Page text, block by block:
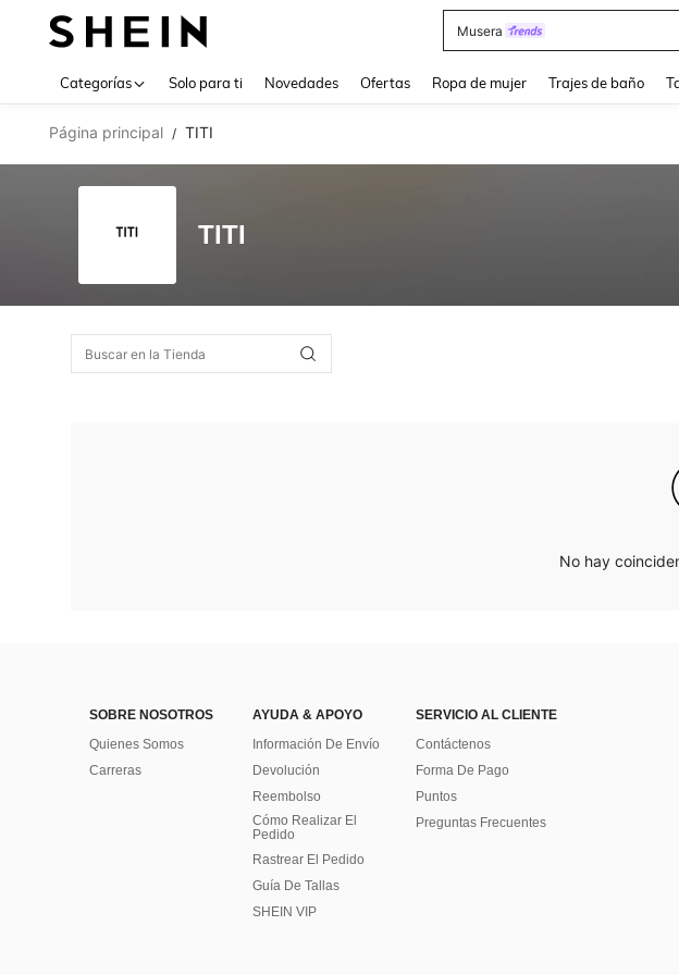
Musera
Categorías Solo para ti Novedades Ofertas Ropa de mujer Trajes de baño
Página principal / TITI
TITI
No hay
SOBRE NOSOTROS
Quienes Somos
Carreras
AYUDA & APOYO
Información De Envío
Devolución
Reembolso
Cómo Realizar El
Pedido
Rastrear El Pedido
Guía De Tallas
SHEIN VIP
SERVICIO AL CLIENTE
Contáctenos
Forma De Pago
Puntos
Preguntas Frecuentes